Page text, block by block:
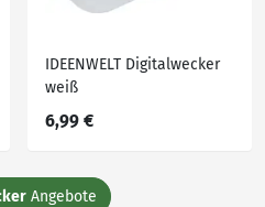
IDEENWELT Digitalwecker
weiß
6,99 €
Angebote